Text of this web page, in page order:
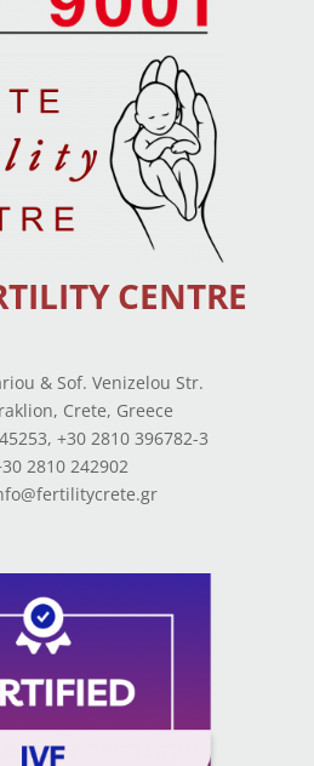
CENTRE
& Sof. Venizelou Str.
Crete, Greece
+30 2810 396782-3
2810 242902